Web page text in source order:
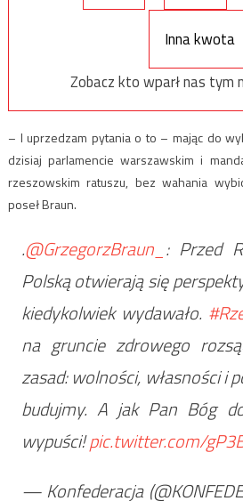
Inna kwota
Zobacz kto wparł nas tym
– I uprzedzam pytania o to – mając do
dzisiaj parlamencie warszawskim i
rzeszowskim ratuszu, bez wahania
poseł Braun.
.@GrzegorzBraun_ : Przed
Polską otwierają się
kiedykolwiek wydawało.
na gruncie zdrowego
zasad: wolności, własności i
budujmy. A jak Pan Bóg
wypuści!pic.twitter.com/
— Konfederacja